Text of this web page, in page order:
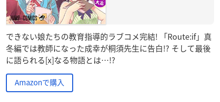
できない娘たちの教育指導的ラブコメ完結! 「Route:if」真
冬編では教師になった成幸が桐須先生に告白!? そして最後
に語られる[x]なる物語とは…!?
Amazonで購入